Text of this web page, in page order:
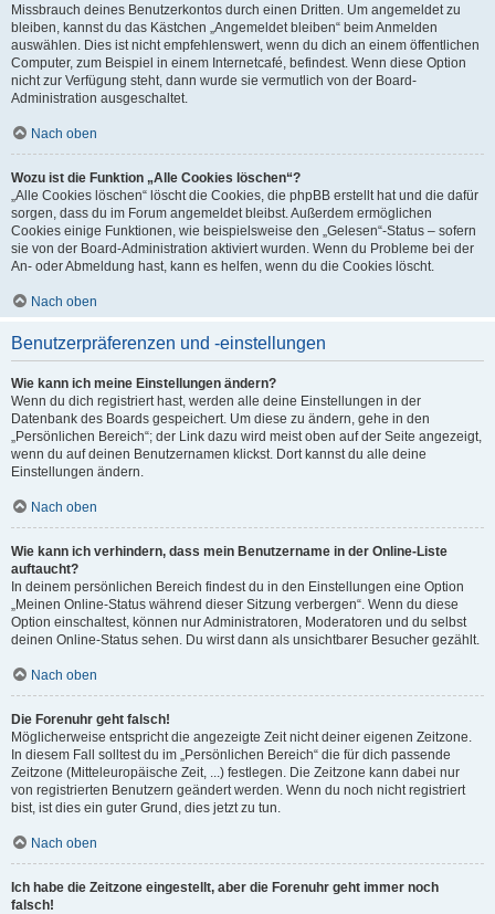
Missbrauch deines Benutzerkontos durch einen Dritten. Um angemeldet zu
bleiben, kannst du das Kästchen „Angemeldet bleiben“ beim Anmelden
auswählen. Dies ist nicht empfehlenswert, wenn du dich an einem öffentlichen
Computer, zum Beispiel in einem Internetcafé, befindest. Wenn diese Option
nicht zur Verfügung steht, dann wurde sie vermutlich von der Board-
Administration ausgeschaltet.
Nach oben
Wozu ist die Funktion „Alle Cookies löschen“?
„Alle Cookies löschen“ löscht die Cookies, die phpBB erstellt hat und die dafür
sorgen, dass du im Forum angemeldet bleibst. Außerdem ermöglichen
Cookies einige Funktionen, wie beispielsweise den „Gelesen“-Status – sofern
sie von der Board-Administration aktiviert wurden. Wenn du Probleme bei der
An- oder Abmeldung hast, kann es helfen, wenn du die Cookies löscht.
Nach oben
Benutzerpräferenzen und -einstellungen
Wie kann ich meine Einstellungen ändern?
Wenn du dich registriert hast, werden alle deine Einstellungen in der
Datenbank des Boards gespeichert. Um diese zu ändern, gehe in den
„Persönlichen Bereich“; der Link dazu wird meist oben auf der Seite angezeigt,
wenn du auf deinen Benutzernamen klickst. Dort kannst du alle deine
Einstellungen ändern.
Nach oben
Wie kann ich verhindern, dass mein Benutzername in der Online-Liste
auftaucht?
In deinem persönlichen Bereich findest du in den Einstellungen eine Option
„Meinen Online-Status während dieser Sitzung verbergen“. Wenn du diese
Option einschaltest, können nur Administratoren, Moderatoren und du selbst
deinen Online-Status sehen. Du wirst dann als unsichtbarer Besucher gezählt.
Nach oben
Die Forenuhr geht falsch!
Möglicherweise entspricht die angezeigte Zeit nicht deiner eigenen Zeitzone.
In diesem Fall solltest du im „Persönlichen Bereich“ die für dich passende
Zeitzone (Mitteleuropäische Zeit, ...) festlegen. Die Zeitzone kann dabei nur
von registrierten Benutzern geändert werden. Wenn du noch nicht registriert
bist, ist dies ein guter Grund, dies jetzt zu tun.
Nach oben
Ich habe die Zeitzone eingestellt, aber die Forenuhr geht immer noch
falsch!